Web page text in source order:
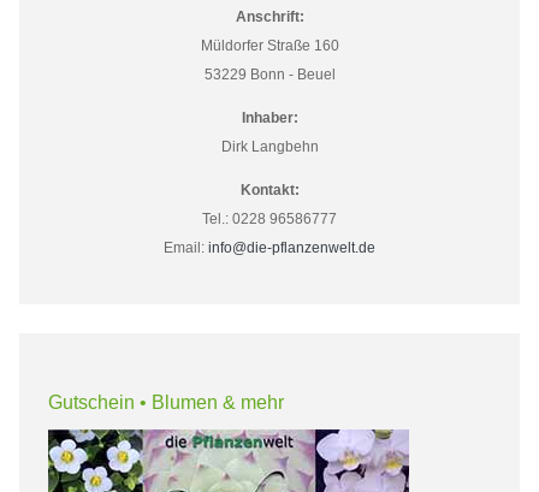
Anschrift:
Müldorfer Straße 160
53229 Bonn - Beuel
Inhaber:
Dirk Langbehn
Kontakt:
Tel.: 0228 96586777
Email: info@die-pflanzenwelt.de
Gutschein • Blumen & mehr